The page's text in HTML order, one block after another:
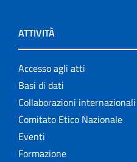
ATTIVITÀ
Accesso agli atti
Basi di dati
Collaborazioni internazionali
Comitato Etico Nazionale
Eventi
Formazione